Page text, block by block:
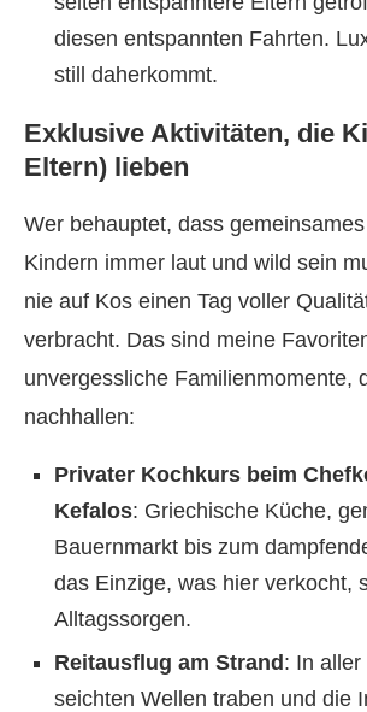
diesen entspannten Fahrten.
still daherkommt.
Exklusive Aktivitäten, die
Eltern) lieben
Wer behauptet, dass
Kindern immer laut und wild sein
nie auf Kos einen Tag voller
verbracht. Das sind meine
unvergessliche Familienmomente,
nachhallen:
Privater Kochkurs beim
Kefalos: Griechische Küche,
Bauernmarkt bis zum
das Einzige, was hier verkocht,
Alltagssorgen.
Reitausflug am Strand : In
seichten Wellen traben und die